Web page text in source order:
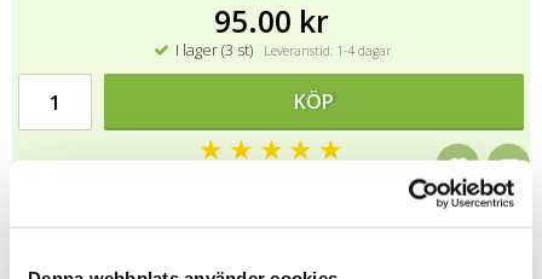
95.00 kr
I lager (3 st) Leveranstid: 1-4 dagar
KÖP
★ ★ ★ ★ ★
Tipsa